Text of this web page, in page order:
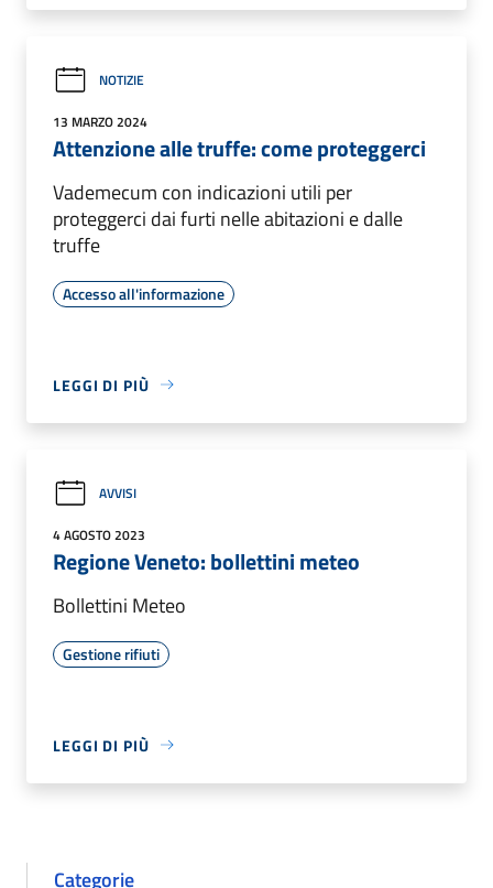
NOTIZIE
13 MARZO 2024
Attenzione alle truffe: come proteggerci
Vademecum con indicazioni utili per
proteggerci dai furti nelle abitazioni e dalle
truffe
Accesso all'informazione
LEGGI DI PIÙ
AVVISI
4 AGOSTO 2023
Regione Veneto: bollettini meteo
Bollettini Meteo
Gestione rifiuti
LEGGI DI PIÙ
Categorie